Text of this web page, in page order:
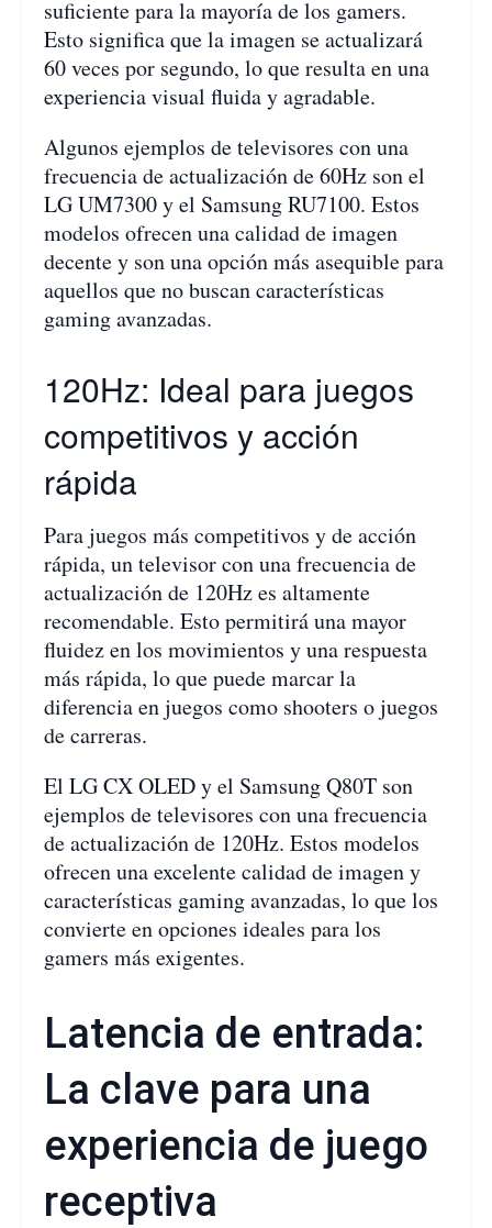
suficiente para la mayoría de los gamers.
Esto significa que la imagen se actualizará
60 veces por segundo, lo que resulta en una
experiencia visual fluida y agradable.
Algunos ejemplos de televisores con una
frecuencia de actualización de 60Hz son el
LG UM7300 y el Samsung RU7100. Estos
modelos ofrecen una calidad de imagen
decente y son una opción más asequible para
aquellos que no buscan características
gaming avanzadas.
120Hz: Ideal para juegos
competitivos y acción
rápida
Para juegos más competitivos y de acción
rápida, un televisor con una frecuencia de
actualización de 120Hz es altamente
recomendable. Esto permitirá una mayor
fluidez en los movimientos y una respuesta
más rápida, lo que puede marcar la
diferencia en juegos como shooters o juegos
de carreras.
El LG CX OLED y el Samsung Q80T son
ejemplos de televisores con una frecuencia
de actualización de 120Hz. Estos modelos
ofrecen una excelente calidad de imagen y
características gaming avanzadas, lo que los
convierte en opciones ideales para los
gamers más exigentes.
Latencia de entrada:
La clave para una
experiencia de juego
receptiva